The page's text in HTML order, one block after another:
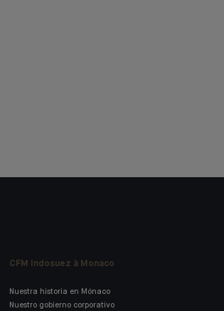
CFM Indosuez à Monaco
Nuestra historia en Mónaco
Nuestro gobierno corporativo